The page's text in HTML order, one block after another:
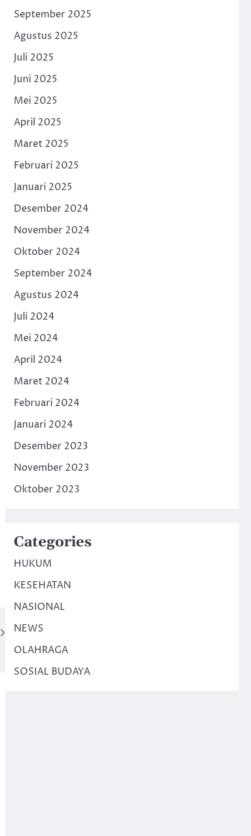
September 2025
Agustus 2025
Juli 2025
Juni 2025
Mei 2025
April 2025
Maret 2025
Februari 2025
Januari 2025
Desember 2024
November 2024
Oktober 2024
September 2024
Agustus 2024
Juli 2024
Mei 2024
April 2024
Maret 2024
Februari 2024
Januari 2024
Desember 2023
November 2023
Oktober 2023
Categories
HUKUM
KESEHATAN
NASIONAL
NEWS
OLAHRAGA
SOSIAL BUDAYA